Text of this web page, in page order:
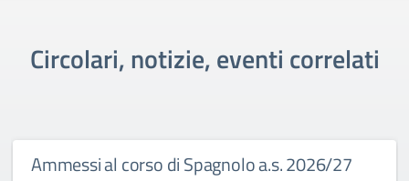
Circolari, notizie, eventi correlati
Ammessi al corso di Spagnolo a.s. 2026/27